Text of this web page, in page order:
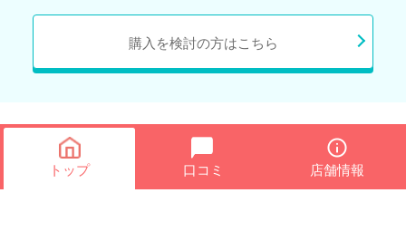
購入を検討の方はこちら
トップ 口コミ 店舗情報